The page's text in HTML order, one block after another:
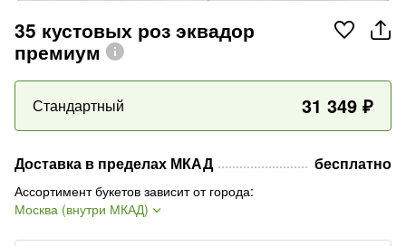
35 кустовых роз эквадор
премиум
Стандартный 31 349 ₽
Доставка в пределах МКАД бесплатно
Ассортимент букетов зависит от города:
Москва (внутри МКАД)